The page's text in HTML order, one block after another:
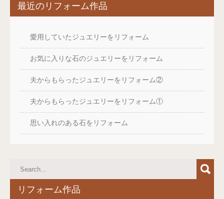
最近のリフォーム作品
愛用していたジュエリーをリフォーム
お気に入りな石のジュエリーをリフォーム
夫からもらったジュエリーをリフォーム②
夫からもらったジュエリーをリフォーム①
思い入れのある石をリフォーム
リフォーム作品